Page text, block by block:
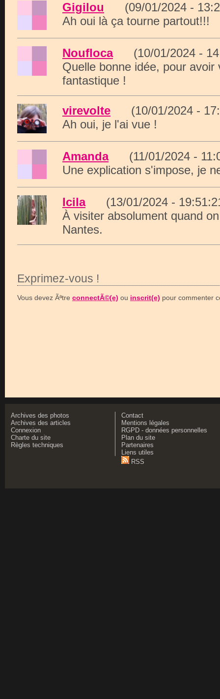
Gigilou (09/01/2024 -
Ah oui là ça tourne partout!!!
Noufloca(10/01/2024 -
Quelle bonne idée, pour
fantastique !
virevolte (10/01/2024 -
Ah oui, je l'ai vue !
Amanda(11/01/2024 -
Une explication s'impose, je
Icila(13/01/2024 -
À visiter absolument quand
Nantes.
Exprimez-vous !
Vous devez Ãªtre connectÃ©(e) ou inscrit(e) pour commenter
Archives des photos
Archives des articles
Connexion
Charte du site
Règles techniques
Contact
Mentions légales
RGPD - données personnelles
Plan du site
Partenaires
Liens utiles
RSS